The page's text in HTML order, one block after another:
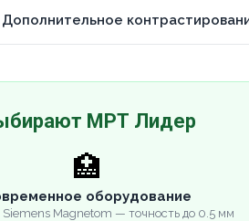
МРТ Лидер
🏥
оборудование
Magnetom — точность до 0.5 мм